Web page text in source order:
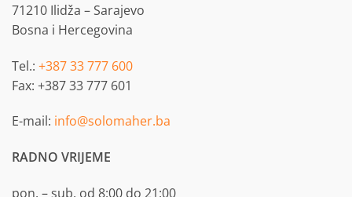
71210 Ilidža – Sarajevo
Bosna i Hercegovina
Tel.: +387 33 777 600
Fax: +387 33 777 601
E-mail: info@solomaher.ba
RADNO VRIJEME
pon. – sub. od 8:00 do 21:00